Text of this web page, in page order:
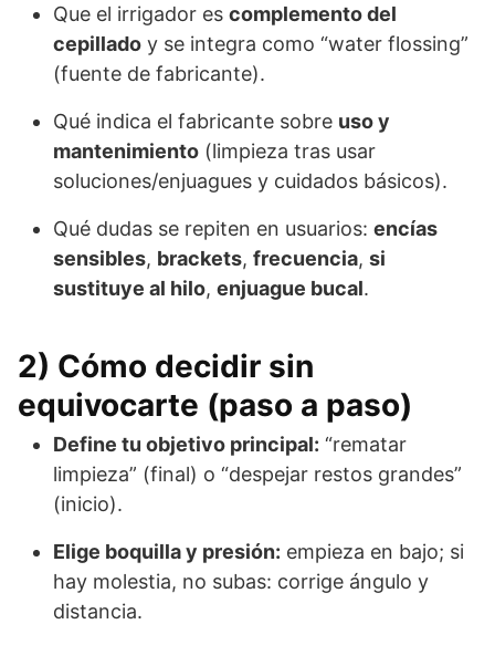
Que el irrigador es complemento del
cepillado y se integra como “water flossing”
(fuente de fabricante).
Qué indica el fabricante sobre uso y
mantenimiento (limpieza tras usar
soluciones/enjuagues y cuidados básicos).
Qué dudas se repiten en usuarios: encías
sensibles, brackets, frecuencia, si
sustituye al hilo, enjuague bucal.
2) Cómo decidir sin
equivocarte (paso a paso)
Define tu objetivo principal: “rematar
limpieza” (final) o “despejar restos grandes”
(inicio).
Elige boquilla y presión: empieza en bajo; si
hay molestia, no subas: corrige ángulo y
distancia.